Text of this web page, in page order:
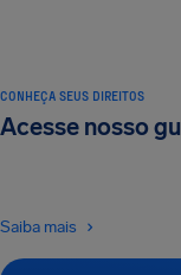
CONHEÇA SEUS DIREITOS
Acesse nosso
Saiba mais